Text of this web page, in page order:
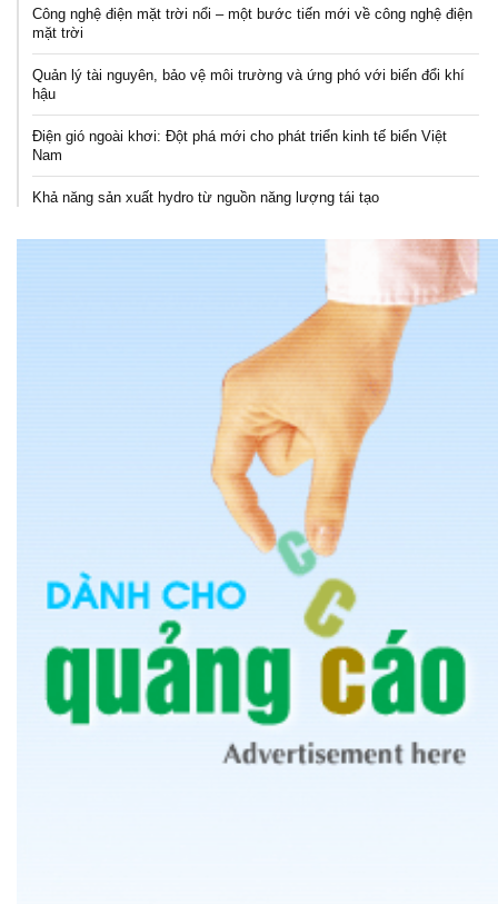
Công nghệ điện mặt trời nổi – một bước tiến mới về công nghệ điện
mặt trời
Quản lý tài nguyên, bảo vệ môi trường và ứng phó với biến đổi khí
hậu
Điện gió ngoài khơi: Đột phá mới cho phát triển kinh tế biển Việt
Nam
Khả năng sản xuất hydro từ nguồn năng lượng tái tạo